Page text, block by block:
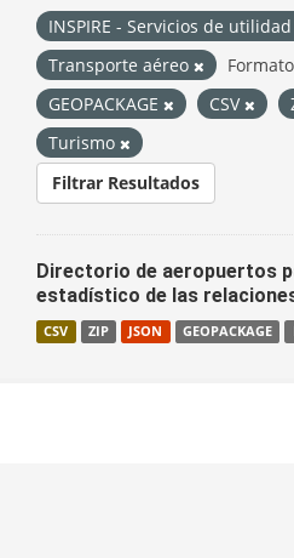
INSPIRE - Servicios de
Transporte aéreo
GEOPACKAGE
CSV
Turismo
Filtrar Resultados
Directorio de aeropuertos
estadístico de las
CSV ZIP JSON GEOPACKAGE